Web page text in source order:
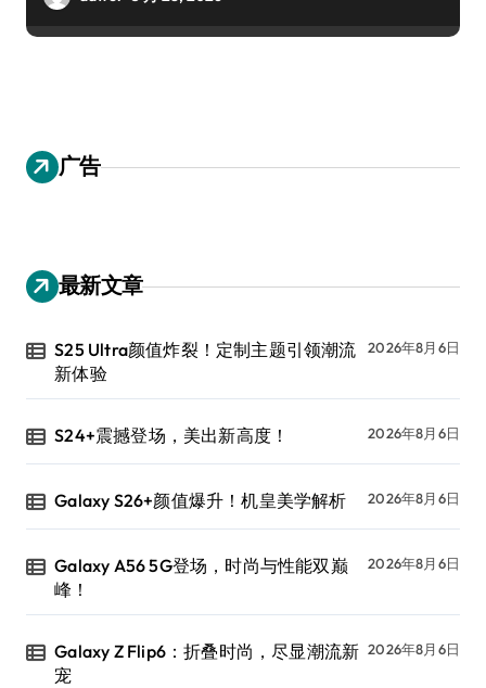
广告
最新文章
S25 Ultra颜值炸裂！定制主题引领潮流
新体验
2026年8月6日
S24+震撼登场，美出新高度！ 2026年8月6日
Galaxy S26+颜值爆升！机皇美学解析 2026年8月6日
Galaxy A56 5G登场，时尚与性能双巅
峰！
2026年8月6日
Galaxy Z Flip6：折叠时尚，尽显潮流新
宠
2026年8月6日